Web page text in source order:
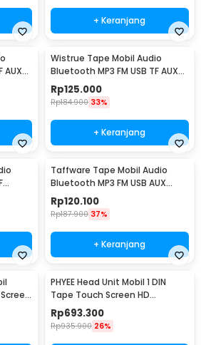
+ Keranjang
AUX
Wistrue Tape Mobil Audio
Bluetooth MP3 FM USB TF AUX
LCD ISO 12V 60W - 2225
Rp125.000
Rp184.900 33%
+ Keranjang
Taffware Tape Mobil Audio
Bluetooth MP3 FM USB AUX
Hands Free 12V 60W - HL32
Rp120.100
Rp187.900 37%
+ Keranjang
PHYEE Head Unit Mobil 1 DIN
Tape Touch Screen HD
Bluetooth ISO 7 Inch - 9606W
Rp693.300
Rp935.900 26%